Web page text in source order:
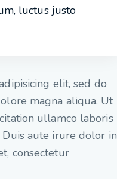
luctus justo
elit, sed do
magna aliqua. Ut
ullamco laboris
aute irure dolor in
consectetur